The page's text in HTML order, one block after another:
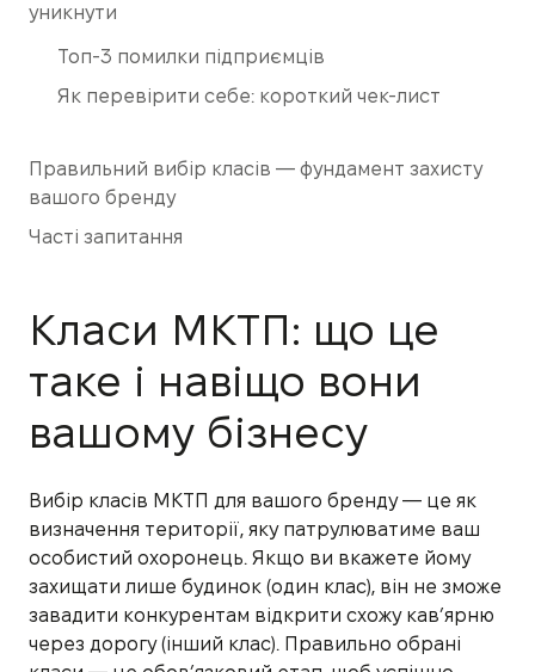
уникнути
Топ-3 помилки підприємців
Як перевірити себе: короткий чек-лист
Правильний вибір класів — фундамент захисту
вашого бренду
Часті запитання
Класи МКТП: що це
таке і навіщо вони
вашому бізнесу
Вибір класів МКТП для вашого бренду — це як
визначення території, яку патрулюватиме ваш
особистий охоронець. Якщо ви вкажете йому
захищати лише будинок (один клас), він не зможе
завадити конкурентам відкрити схожу кав’ярню
через дорогу (інший клас). Правильно обрані